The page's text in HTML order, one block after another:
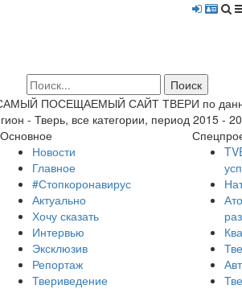
ПОСЕЩАЕМЫЙ САЙТ ТВЕРИ по
- Тверь, все категории, период 2015 -
Основное
Новости
Главное
#Стопкоронавирус
Актуально
Хочу сказать
Интервью
Эксклюзив
Репортаж
Твериведение